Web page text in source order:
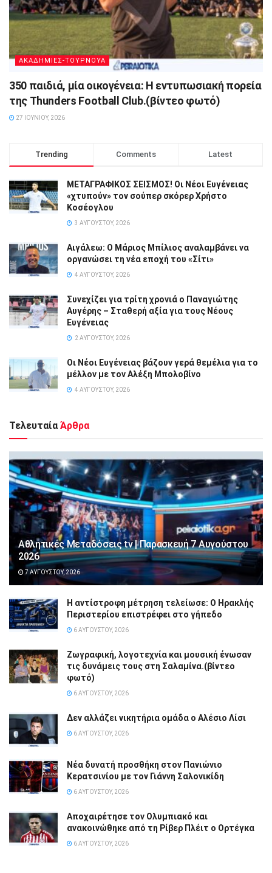
ΑΚΑΔΗΜΙΕΣ-ΤΟΥΡΝΟΥΑ
350 παιδιά, μία οικογένεια: Η εντυπωσιακή πορεία
της Thunders Football Club.(βίντεο φωτό)
27 ΙΟΥΝΊΟΥ, 2026
Trending Comments Latest
ΜΕΤΑΓΡΑΦΙΚΟΣ ΣΕΙΣΜΟΣ! Οι Νέοι Ευγένειας
«χτυπούν» τον σούπερ σκόρερ Χρήστο
Κοσέογλου
3 ΑΥΓΟΎΣΤΟΥ, 2026
Αιγάλεω: Ο Μάριος Μπίλιος αναλαμβάνει να
οργανώσει τη νέα εποχή του «Σίτι»
4 ΑΥΓΟΎΣΤΟΥ, 2026
Συνεχίζει για τρίτη χρονιά ο Παναγιώτης
Αυγέρης – Σταθερή αξία για τους Νέους
Ευγένειας
2 ΑΥΓΟΎΣΤΟΥ, 2026
Οι Νέοι Ευγένειας βάζουν γερά θεμέλια για το
μέλλον με τον Αλέξη Μπολοβίνο
4 ΑΥΓΟΎΣΤΟΥ, 2026
Τελευταία Άρθρα
Αθλητικές Μεταδόσεις tv | Παρασκευή 7 Αυγούστου
2026
7 ΑΥΓΟΎΣΤΟΥ, 2026
Η αντίστροφη μέτρηση τελείωσε: Ο Ηρακλής
Περιστερίου επιστρέφει στο γήπεδο
6 ΑΥΓΟΎΣΤΟΥ, 2026
Ζωγραφική, λογοτεχνία και μουσική ένωσαν
τις δυνάμεις τους στη Σαλαμίνα.(βίντεο
φωτό)
6 ΑΥΓΟΎΣΤΟΥ, 2026
Δεν αλλάζει νικητήρια ομάδα ο Αλέσιο Λίσι
6 ΑΥΓΟΎΣΤΟΥ, 2026
Νέα δυνατή προσθήκη στον Πανιώνιο
Κερατσινίου με τον Γιάννη Σαλονικίδη
6 ΑΥΓΟΎΣΤΟΥ, 2026
Αποχαιρέτησε τον Ολυμπιακό και
ανακοινώθηκε από τη Ρίβερ Πλέιτ ο Ορτέγκα
6 ΑΥΓΟΎΣΤΟΥ, 2026